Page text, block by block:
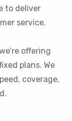
to deliver
service.
offering
plans. We
coverage,